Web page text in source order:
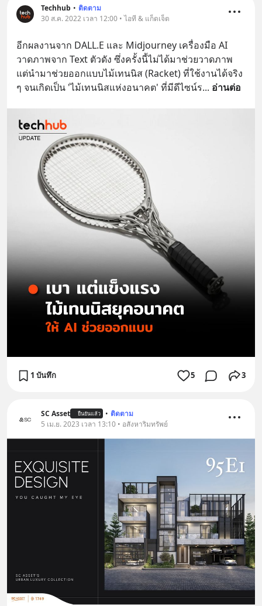
Techhub • ติดตาม
30 ส.ค. 2022 เวลา 12:00 • ไอที & แก็ดเจ็ต
อีกผลงานจาก DALL.E และ Midjourney เครื่องมือ AI
วาดภาพจาก Text ตัวดัง ซึ่งครั้งนี้ไม่ได้มาช่วยวาดภาพ
แต่นำมาช่วยออกแบบไม้เทนนิส (Racket) ที่ใช้งานได้จริง
ๆ จนเกิดเป็น 'ไม้เทนนิสแห่งอนาคต' ที่มีดีไซน์ร... อ่านต่อ
1 บันทึก 5 3
SC Asset ยืนยันแล้ว • ติดตาม
5 เม.ย. 2023 เวลา 13:10 • อสังหาริมทรัพย์